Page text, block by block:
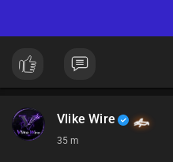
Vlike Wire
35 m